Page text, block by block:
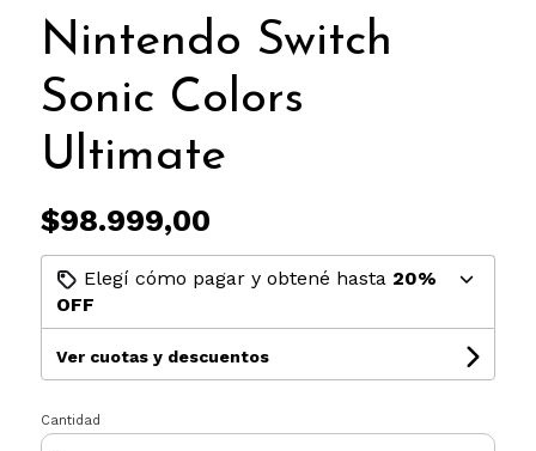
Nintendo Switch
Sonic Colors
Ultimate
$98.999,00
Elegí cómo pagar y obtené hasta 20%
OFF
Ver cuotas y descuentos
Cantidad